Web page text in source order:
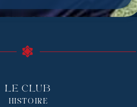
Le Club
HISTOIRE